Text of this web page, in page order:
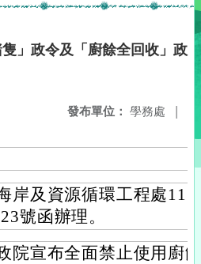
」政令及「廚餘全回收」政
發布單位： 學務處 |
岸及資源循環工程處
號函辦理。
院宣布全面禁止使用廚